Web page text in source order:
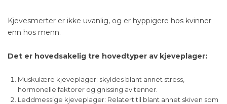
Kjevesmerter er ikke uvanlig, og er hyppigere hos kvinner
enn hos menn.
Det er hovedsakelig tre hovedtyper av kjeveplager:
Muskulære kjeveplager: skyldes blant annet stress,
hormonelle faktorer og gnissing av tenner.
Leddmessige kjeveplager: Relatert til blant annet skiven som